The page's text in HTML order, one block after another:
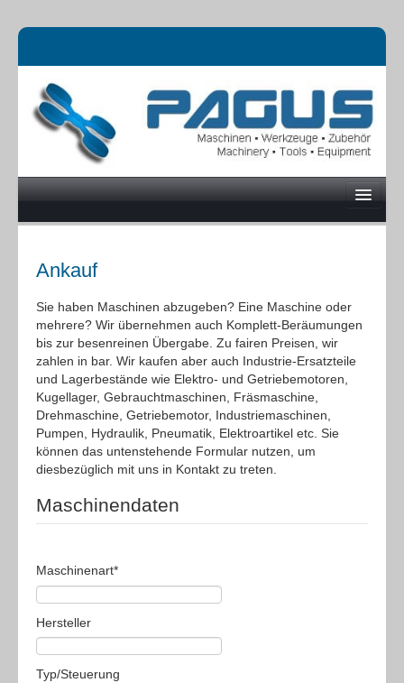
UNTERNEHMEN
MASCHINEN
ONLINESHOP
ANKAUF
KONTAKT
Ankauf
Sie haben Maschinen abzugeben? Eine Maschine oder
mehrere? Wir übernehmen auch Komplett-Beräumungen
bis zur besenreinen Übergabe. Zu fairen Preisen, wir
zahlen in bar. Wir kaufen aber auch Industrie-Ersatzteile
und Lagerbestände wie Elektro- und Getriebemotoren,
Kugellager, Gebrauchtmaschinen, Fräsmaschine,
Drehmaschine, Getriebemotor, Industriemaschinen,
Pumpen, Hydraulik, Pneumatik, Elektroartikel etc. Sie
können das untenstehende Formular nutzen, um
diesbezüglich mit uns in Kontakt zu treten.
Maschinendaten
Maschinenart*
Hersteller
Typ/Steuerung